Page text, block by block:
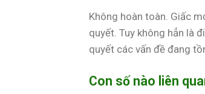
Không hoàn toàn. Giấc
quyết. Tuy không hẳn là
quyết các vấn đề đang
Con số nào liên